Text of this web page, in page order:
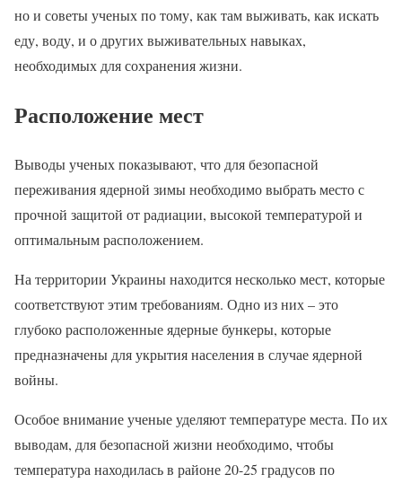
но и советы ученых по тому, как там выживать, как искать
еду, воду, и о других выживательных навыках,
необходимых для сохранения жизни.
Расположение мест
Выводы ученых показывают, что для безопасной
переживания ядерной зимы необходимо выбрать место с
прочной защитой от радиации, высокой температурой и
оптимальным расположением.
На территории Украины находится несколько мест, которые
соответствуют этим требованиям. Одно из них – это
глубоко расположенные ядерные бункеры, которые
предназначены для укрытия населения в случае ядерной
войны.
Особое внимание ученые уделяют температуре места. По их
выводам, для безопасной жизни необходимо, чтобы
температура находилась в районе 20-25 градусов по